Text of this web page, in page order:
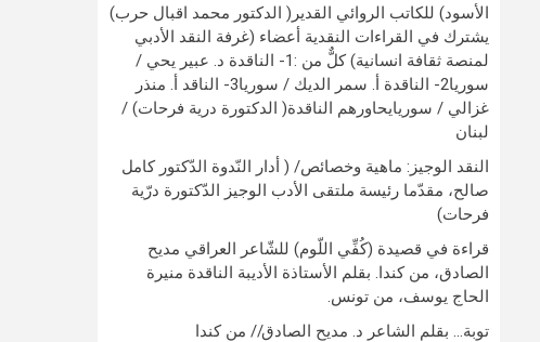
الأسود) للكاتب الروائي القدير( الدكتور محمد اقبال حرب)
يشترك في القراءات النقدية أعضاء (غرفة النقد الأدبي
لمنصة ثقافة انسانية) كلٌّ من :1- الناقدة د. عبير يحي /
سوريا2- الناقدة أ. سمر الديك / سوريا3- الناقد أ. منذر
غزالي / سوريايحاورهم الناقدة( الدكتورة درية فرحات) /
لبنان
النقد الوجيز: ماهية وخصائص/ ( أدار النّدوة الدّكتور كامل
صالح، مقدّما رئيسة ملتقى الأدب الوجيز الدّكتورة درّية
فرحات)
قراءة في قصيدة (كُفِّي اللّوم) للشّاعر العراقي مديح
الصادق، من كندا. بقلم الأستاذة الأديبة الناقدة منيرة
الحاج يوسف، من تونس.
توبة… بقلم الشاعر د. مديح الصادق// من كندا